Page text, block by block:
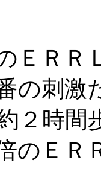
ＥＲＲ
の刺激
２時
のＥＲ